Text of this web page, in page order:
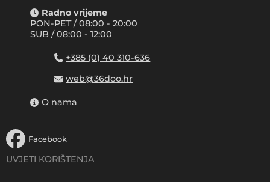
Radno vrijeme
PON-PET / 08:00 - 20:00
SUB / 08:00 - 12:00
+385 (0) 40 310-636
web@36doo.hr
O nama
Facebook
UVJETI KORIŠTENJA